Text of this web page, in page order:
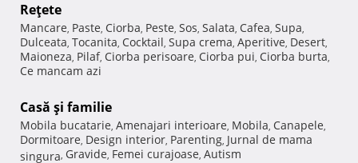
Reţete
Mancare, Paste, Ciorba, Peste, Sos, Salata, Cafea, Supa,
Dulceata, Tocanita, Cocktail, Supa crema, Aperitive, Desert,
Maioneza, Pilaf, Ciorba perisoare, Ciorba pui, Ciorba burta,
Ce mancam azi
Casă şi familie
Mobila bucatarie, Amenajari interioare, Mobila, Canapele,
Dormitoare, Design interior, Parenting, Jurnal de mama
singura, Gravide, Femei curajoase, Autism